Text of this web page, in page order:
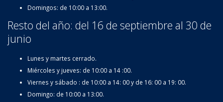
Domingos: de 10:00 a 13:00.
Resto del año: del 16 de septiembre al 30 de
junio
Lunes y martes cerrado.
Miércoles y jueves: de 10:00 a 14 :00.
Viernes y sábado : de 10:00 a 14: 00 y de 16: 00 a 19: 00.
Domingo: de 10:00 a 13:00.